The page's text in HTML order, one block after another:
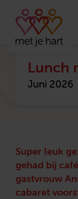
Lunch
Juni 2026
Super leuk
gehad bij
gastvrouw
cabaret